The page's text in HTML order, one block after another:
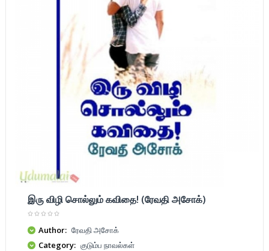
இரு விழி சொல்லும் கவிதை! (ரேவதி அசோக்)
Author: ரேவதி அசோக்
Category: குடும்ப நாவல்கள்